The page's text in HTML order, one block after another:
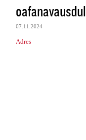
z
e
oafanavausdul
07.11.2024
Adres